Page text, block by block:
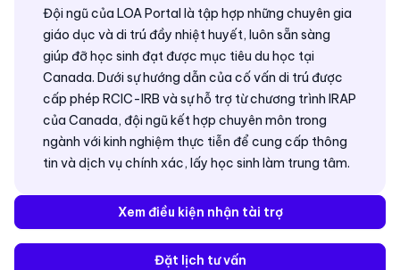
Đội ngũ của LOA Portal là tập hợp những chuyên gia
giáo dục và di trú đầy nhiệt huyết, luôn sẵn sàng
giúp đỡ học sinh đạt được mục tiêu du học tại
Canada. Dưới sự hướng dẫn của cố vấn di trú được
cấp phép RCIC-IRB và sự hỗ trợ từ chương trình IRAP
của Canada, đội ngũ kết hợp chuyên môn trong
ngành với kinh nghiệm thực tiễn để cung cấp thông
tin và dịch vụ chính xác, lấy học sinh làm trung tâm.
Xem điều kiện nhận tài trợ
Đặt lịch tư vấn